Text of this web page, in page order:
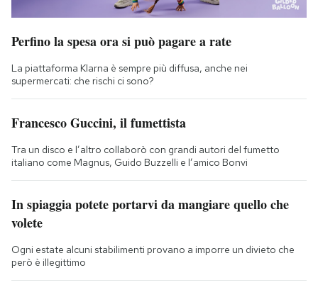
Perfino la spesa ora si può pagare a rate
La piattaforma Klarna è sempre più diffusa, anche nei
supermercati: che rischi ci sono?
Francesco Guccini, il fumettista
Tra un disco e l’altro collaborò con grandi autori del fumetto
italiano come Magnus, Guido Buzzelli e l’amico Bonvi
In spiaggia potete portarvi da mangiare quello che
volete
Ogni estate alcuni stabilimenti provano a imporre un divieto che
però è illegittimo